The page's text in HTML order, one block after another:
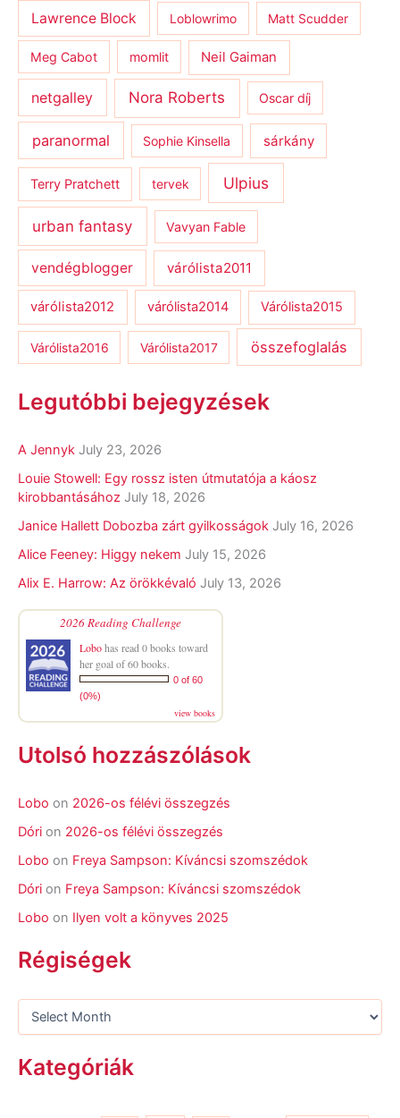
Lawrence Block Loblowrimo Matt Scudder
Meg Cabot momlit Neil Gaiman
netgalley Nora Roberts Oscar díj
paranormal Sophie Kinsella sárkány
Terry Pratchett tervek Ulpius
urban fantasy Vavyan Fable
vendégblogger várólista2011
várólista2012 várólista2014 Várólista2015
Várólista2016 Várólista2017 összefoglalás
Legutóbbi bejegyzések
A Jennyk July 23, 2026
Louie Stowell: Egy ​rossz isten útmutatója a káosz
kirobbantásához July 18, 2026
Janice Hallett Dobozba zárt gyilkosságok July 16, 2026
Alice Feeney: Higgy nekem July 15, 2026
Alix E. Harrow: Az örökkévaló July 13, 2026
2026 Reading Challenge
Lobohas read 0 books toward
her goal of 60 books.
0 of 60
(0%)
view books
Utolsó hozzászólások
Lobo on 2026-os félévi összegzés
Dóri on 2026-os félévi összegzés
Lobo on Freya Sampson: Kíváncsi szomszédok
Dóri on Freya Sampson: Kíváncsi szomszédok
Lobo on Ilyen volt a könyves 2025
Régiségek
Kategóriák